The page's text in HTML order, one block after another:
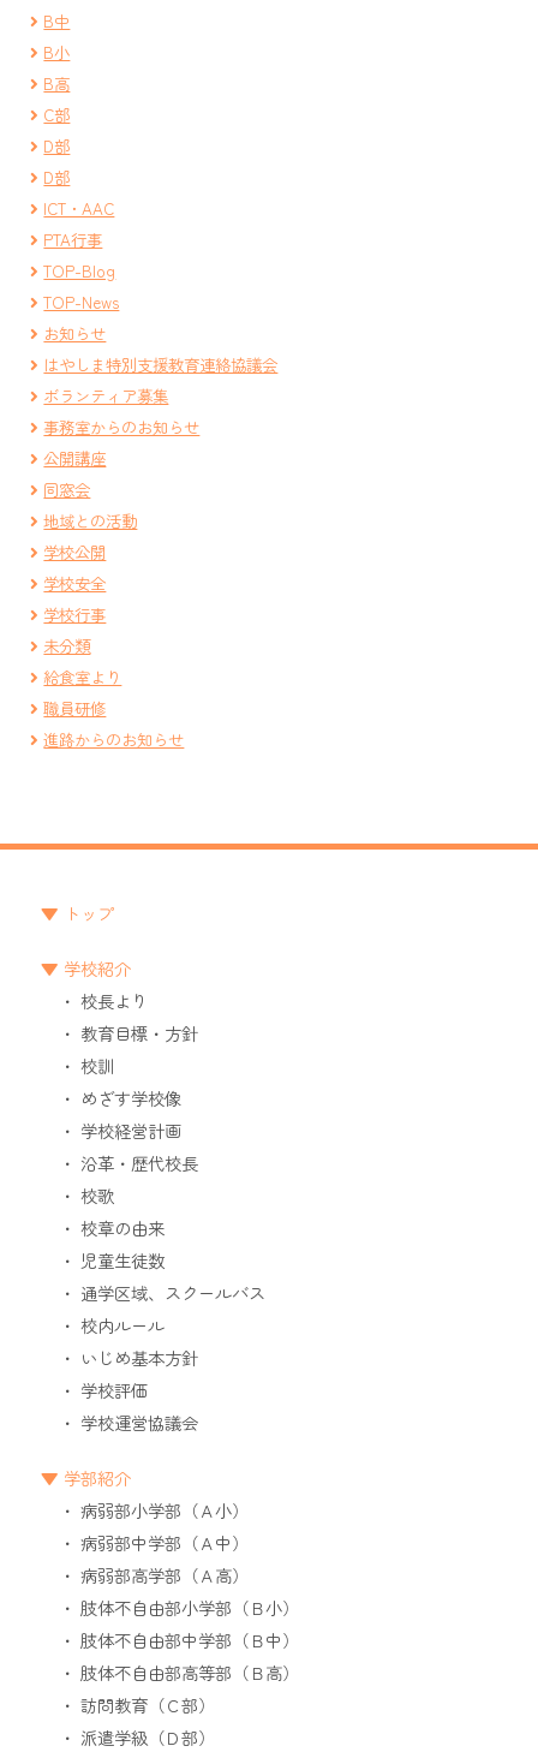
B中
B小
B高
C部
D部
D部
ICT・AAC
PTA行事
TOP-Blog
TOP-News
お知らせ
はやしま特別支援教育連絡協議会
ボランティア募集
事務室からのお知らせ
公開講座
同窓会
地域との活動
学校公開
学校安全
学校行事
未分類
給食室より
職員研修
進路からのお知らせ
トップ
学校紹介
校長より
教育目標・方針
校訓
めざす学校像
学校経営計画
沿革・歴代校長
校歌
校章の由来
児童生徒数
通学区域、スクールバス
校内ルール
いじめ基本方針
学校評価
学校運営協議会
学部紹介
病弱部小学部（Ａ小）
病弱部中学部（Ａ中）
病弱部高学部（Ａ高）
肢体不自由部小学部（Ｂ小）
肢体不自由部中学部（Ｂ中）
肢体不自由部高等部（Ｂ高）
訪問教育（Ｃ部）
派遣学級（Ｄ部）